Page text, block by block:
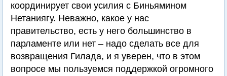
координирует свои усилия с Биньямином
Нетаниягу. Неважно, какое у нас
правительство, есть у него большинство в
парламенте или нет – надо сделать все для
возвращения Гилада, и я уверен, что в этом
вопросе мы пользуемся поддержкой огромного